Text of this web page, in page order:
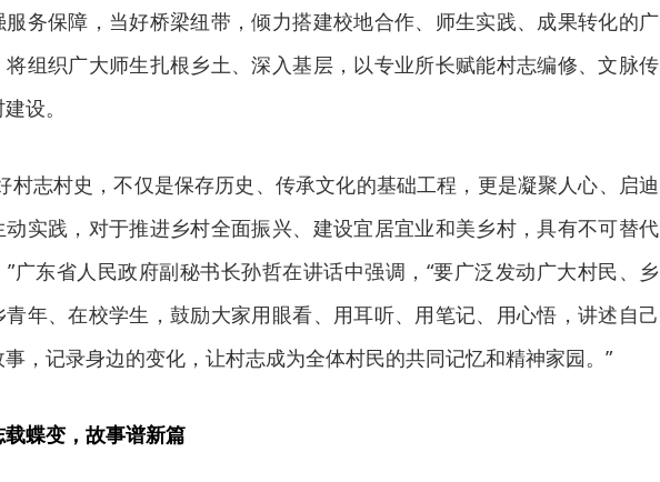
服务保障，当好桥梁纽带，倾力搭建校地合作、师生实践、成果转化的广
将组织广大师生扎根乡土、深入基层，以专业所长赋能村志编修、文脉传
设。
村志村史，不仅是保存历史、传承文化的基础工程，更是凝聚人心、启迪
动实践，对于推进乡村全面振兴、建设宜居宜业和美乡村，具有不可替代
”广东省人民政府副秘书长孙哲在讲话中强调，“要广泛发动广大村民、乡
青年、在校学生，鼓励大家用眼看、用耳听、用笔记、用心悟，讲述自己
，记录身边的变化，让村志成为全体村民的共同记忆和精神家园。”
载蝶变，故事谱新篇